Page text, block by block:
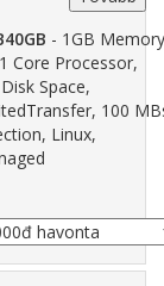
- 1GB Memory
Core Processor,
Space,
100
Linux,